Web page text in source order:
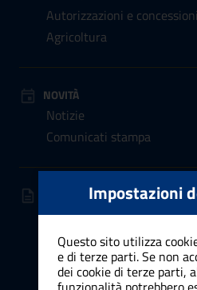
Autorizzazioni e concessioni
Agricoltura
NOVITÀ
Notizie
Comunicati stampa
DOCUMENTI E DATI
Documenti albo pretorio
Atti normativi
Bandi e avvisi
Modulistica
Impostazioni
Questo sito utilizza
e di terze parti. Se non
dei cookie di terze parti,